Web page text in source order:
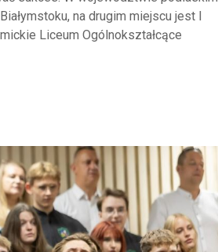
na drugim miejscu jest I
Liceum Ogólnokształcące